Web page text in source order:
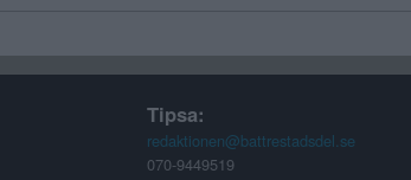
Tipsa:
redaktionen@battrestadsdel.se
070-9449519